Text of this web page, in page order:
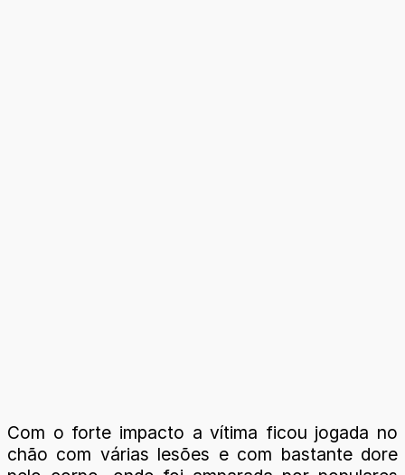
Com o forte impacto a vítima ficou jogada no
chão com várias lesões e com bastante dore